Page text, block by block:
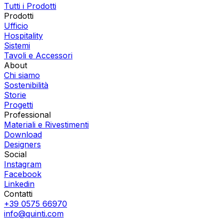
Tutti i Prodotti
Prodotti
Ufficio
Hospitality
Sistemi
Tavoli e Accessori
About
Chi siamo
Sostenibilità
Storie
Progetti
Professional
Materiali e Rivestimenti
Download
Designers
Social
Instagram
Facebook
Linkedin
Contatti
+39 0575 66970
info@quinti.com